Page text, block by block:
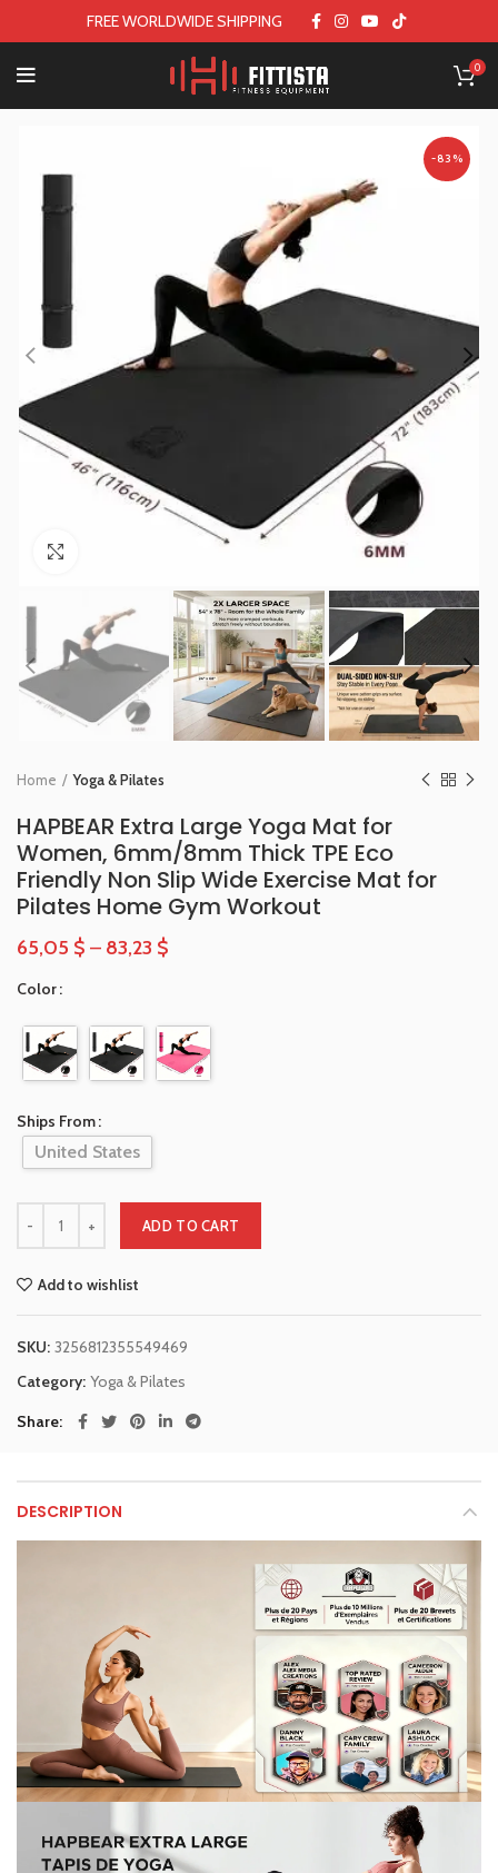
FREE WORLDWIDE SHIPPING
0
-83%
Home Yoga & Pilates
HAPBEAR Extra Large Yoga Mat for
Women, 6mm/8mm Thick TPE Eco
Friendly Non Slip Wide Exercise Mat for
Pilates Home Gym Workout
65,05 $ – 83,23 $
Color
Ships From
United States
ADD TO CART
Add to wishlist
SKU: 3256812355549469
Category: Yoga & Pilates
Share
DESCRIPTION